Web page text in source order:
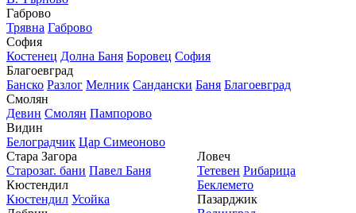
Габрово
Трявна Габрово
София
Костенец Долна Баня Боровец София
Благоевград
Банско Разлог Мелник Сандански Баня Благоевград
Смолян
Девин Смолян Пампорово
Видин
Белоградчик Цар Симеоново
Стара Загора
Старозаг. бани Павел Баня
Кюстендил
Кюстендил Усойка
Ловеч
Тетевен Рибарица
Беклемето
Пазарджик